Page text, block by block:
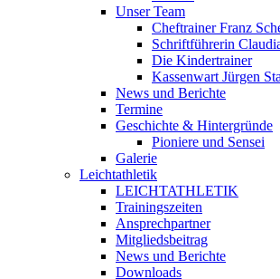
Unser Team
Cheftrainer Franz
Schriftführerin
Die Kindertrainer
Kassenwart Jürgen
News und Berichte
Termine
Geschichte & Hintergründe
Pioniere und Sensei
Galerie
Leichtathletik
LEICHTATHLETIK
Trainingszeiten
Ansprechpartner
Mitgliedsbeitrag
News und Berichte
Downloads